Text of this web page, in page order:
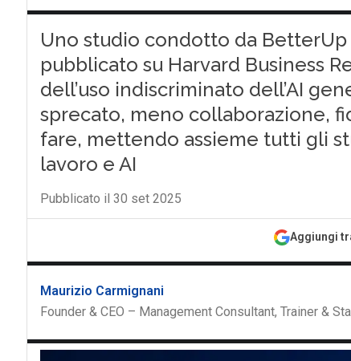
Uno studio condotto da BetterUp
pubblicato su Harvard Business
dell’uso indiscriminato dell’AI
sprecato, meno collaborazione,
fare, mettendo assieme tutti gli
lavoro e AI
Pubblicato il 30 set 2025
Aggiungi
Maurizio Carmignani
Founder & CEO – Management Consultant, Trainer &